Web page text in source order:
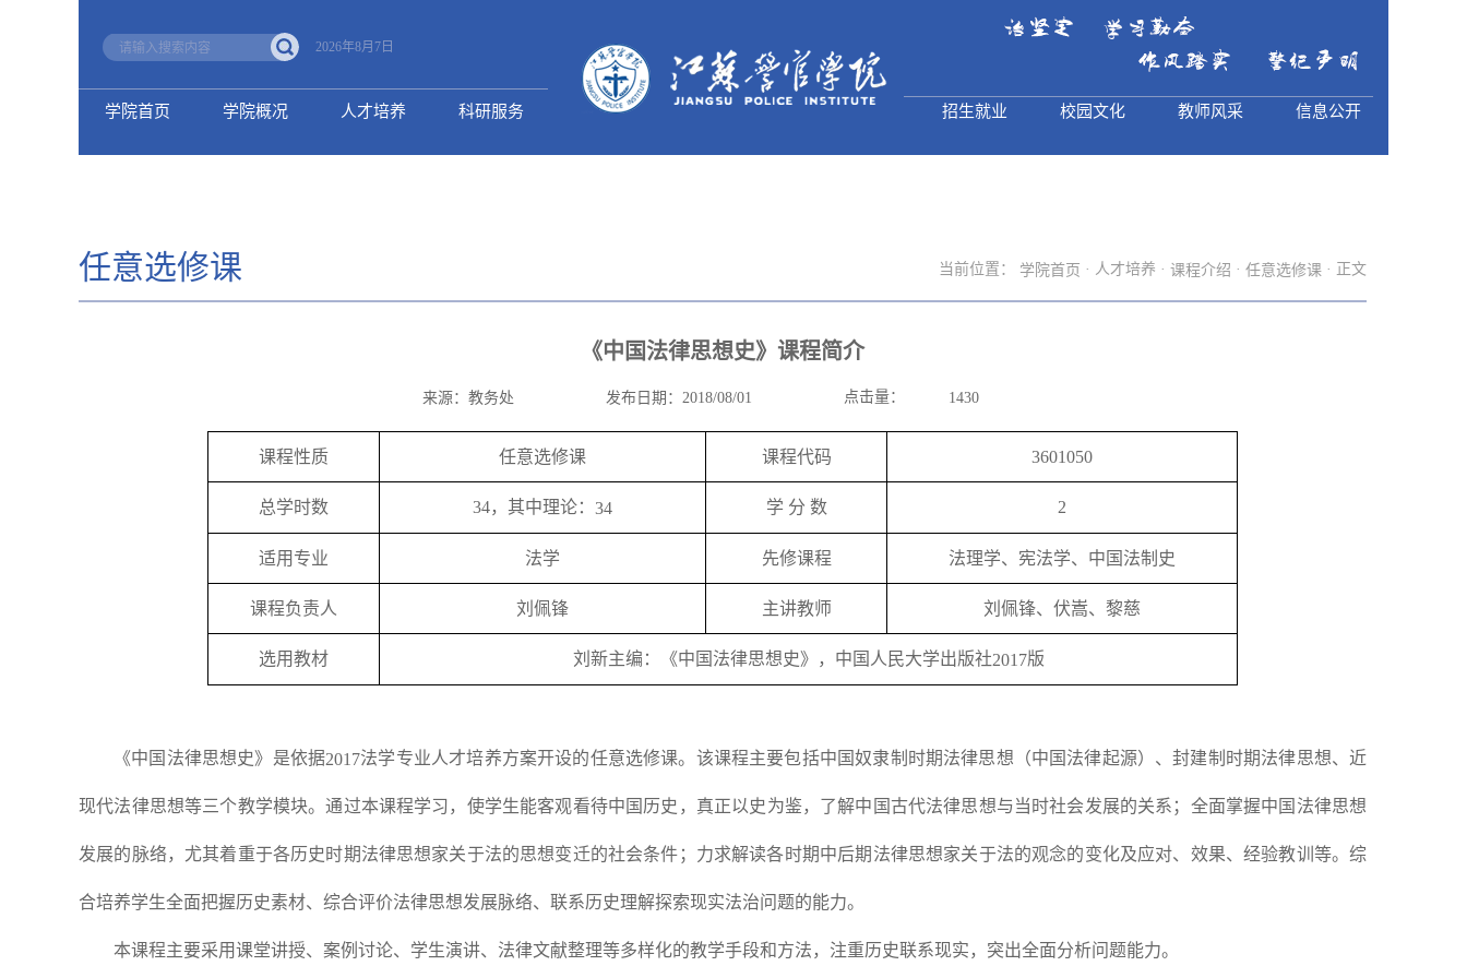
2026年8月7日
学院首页 学院概况 人才培养 科研服务 招生就业 校园文化 教师风采 信息公开
当前位置： 学院首页 · 人才培养 · 课程介绍 · 任意选修课 · 正文
任意选修课
《中国法律思想史》课程简介
来源：教务处 发布日期：2018/08/01 点击量： 1430
课程性质 任意选修课 课程代码 3601050
总学时数 34，其中理论： 34 学 分 数 2
适用专业 法学 先修课程 法理学、宪法学、中国法制史
课程负责人 刘佩锋 主讲教师 刘佩锋、伏嵩、黎慈
选用教材 刘新主编：《中国法律思想史》，中国人民大学出版社2017版
《中国 法律思想史》是依据2017法学专业人才培养方案开设的任意选修课。该课程主要包括中国奴隶制时期法律思想（中国法律起源）、封建制时期法律思想、近
现代法律思想等三个教学模块。通过本课程学习，使学生能客观看待中国历史，真正以史为鉴，了解中国古代法律思想与当时社会发展的关系；全面掌握中国法律思想
发展的脉络，尤其着重于各历史时期法律思想家关于法的思想变迁的社会条件；力求解读各时期中后期法律思想家关于法的观念的变化及应对、效果、经验教训等。综
合培养学生全面把握历史素材、综合评价法律思想发展脉络、联系历史理解探索现实法治问题的能力。
本课程主要采用课堂讲授、案例讨论、学生演讲、法律文献整理等多样化的教学手段和方法，注重历史联系现实，突出全面分析问题能力。